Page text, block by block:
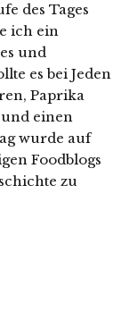
des Tages
ich ein
und
es bei Jeden
Paprika
einen
wurde auf
Foodblogs
zu